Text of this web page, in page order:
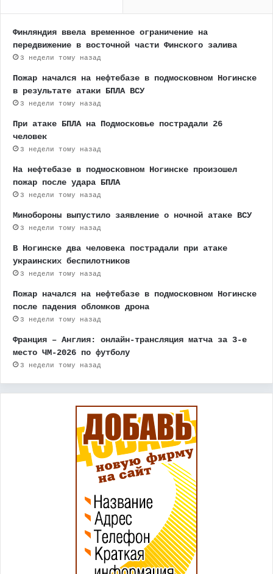
Финляндия ввела временное ограничение на
передвижение в восточной части Финского залива
3 недели тому назад
Пожар начался на нефтебазе в подмосковном Ногинске
в результате атаки БПЛА ВСУ
3 недели тому назад
При атаке БПЛА на Подмосковье пострадали 26
человек
3 недели тому назад
На нефтебазе в подмосковном Ногинске произошел
пожар после удара БПЛА
3 недели тому назад
Минобороны выпустило заявление о ночной атаке ВСУ
3 недели тому назад
В Ногинске два человека пострадали при атаке
украинских беспилотников
3 недели тому назад
Пожар начался на нефтебазе в подмосковном Ногинске
после падения обломков дрона
3 недели тому назад
Франция – Англия: онлайн-трансляция матча за 3-е
место ЧМ-2026 по футболу
3 недели тому назад